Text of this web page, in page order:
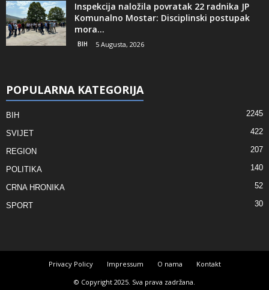
Inspekcija naložila povratak 22 radnika JP
Komunalno Mostar: Disciplinski postupak
mora...
BIH 5 Augusta, 2026
POPULARNA KATEGORIJA
BIH 2245
SVIJET 422
REGION 207
POLITIKA 140
CRNA HRONIKA 52
SPORT 30
Privacy Policy Impressum O nama
Kontakt
© Copyright 2025. Sva prava zadržana.